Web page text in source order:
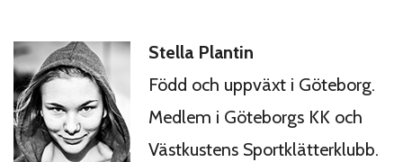
Stella Plantin
Född och uppväxt i Göteborg.
Medlem i Göteborgs KK och
Västkustens Sportklätterklubb.